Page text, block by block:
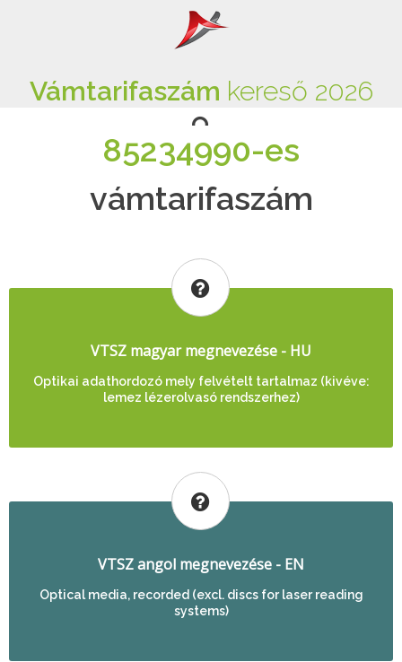
Vámtarifaszám kereső 2026
85234990-es
vámtarifaszám
VTSZ magyar megnevezése - HU
Optikai adathordozó mely felvételt tartalmaz (kivéve:
lemez lézerolvasó rendszerhez)
VTSZ angol megnevezése - EN
Optical media, recorded (excl. discs for laser reading
systems)